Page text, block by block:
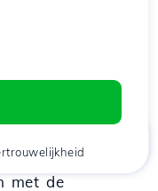
met de
Chat